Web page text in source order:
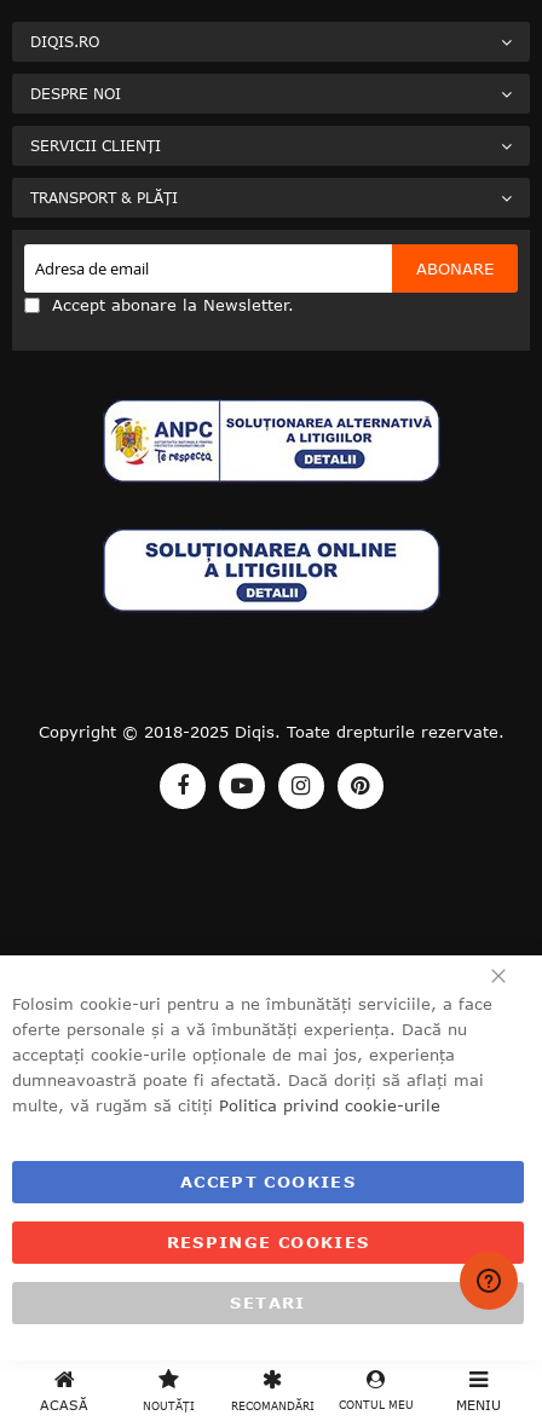
ACASĂ NOUTĂȚI RECOMANDĂRI CONTUL MEU MENIU
DIQIS.RO
DESPRE NOI
SERVICII CLIENȚI
TRANSPORT & PLĂȚI
ABONARE
Accept abonare la Newsletter.
Copyright © 2018-2025 Diqis. Toate drepturile rezervate.
Folosim cookie-uri pentru a ne îmbunătăți serviciile, a face
oferte personale și a vă îmbunătăți experiența. Dacă nu
acceptați cookie-urile opționale de mai jos, experiența
dumneavoastră poate fi afectată. Dacă doriți să aflați mai
multe, vă rugăm să citiți Politica privind cookie-urile
ACCEPT COOKIES
SETARI
RESPINGE COOKIES